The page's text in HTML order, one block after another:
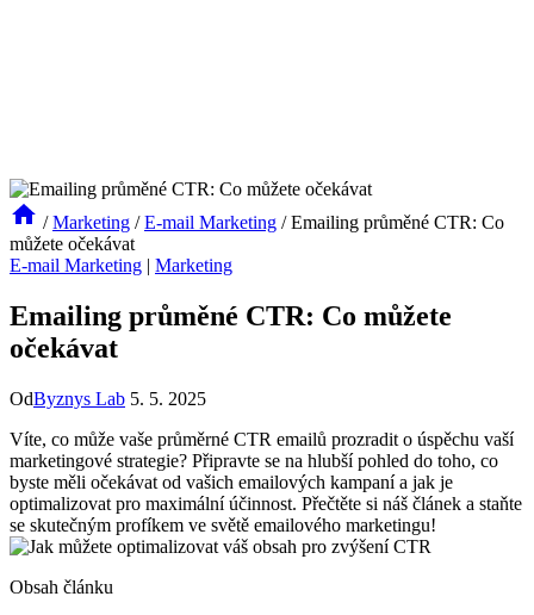
/ Marketing / E-mail Marketing / Emailing průměné CTR: Co
můžete očekávat
E-mail Marketing | Marketing
Emailing průměné CTR: Co můžete
očekávat
OdByznys Lab 5. 5. 2025
Víte, co může vaše průměrné CTR emailů prozradit o úspěchu vaší
marketingové strategie? Připravte se na hlubší pohled do toho, co
byste měli očekávat od vašich emailových kampaní a jak je
optimalizovat pro maximální účinnost. Přečtěte si náš článek a staňte
se skutečným profíkem ve světě emailového marketingu!
Obsah článku